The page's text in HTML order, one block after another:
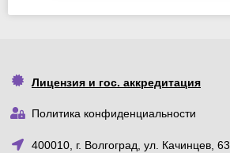
Лицензия и гос. аккредитация
Политика конфиденциальности
400010, г. Волгоград, ул. Качинцев, 63